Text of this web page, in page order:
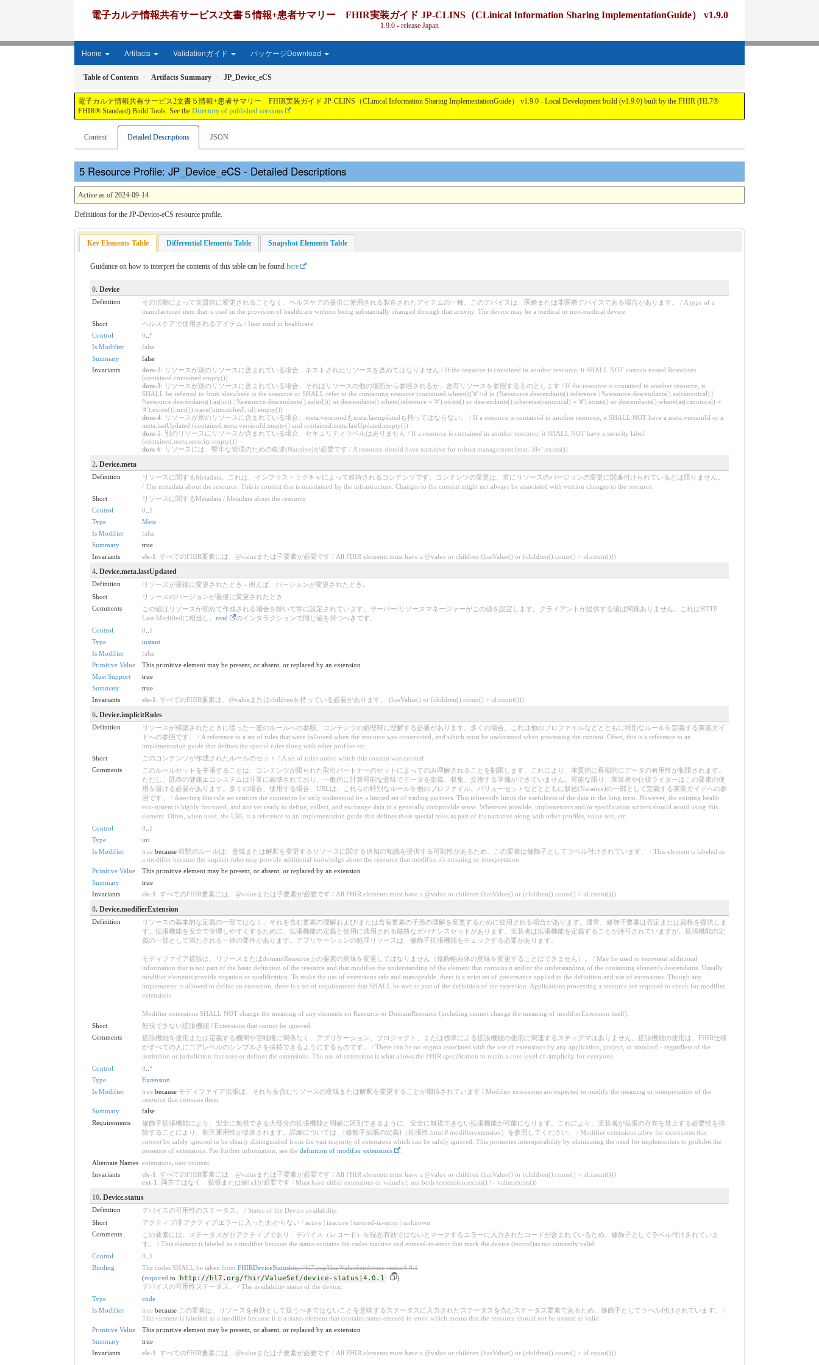
電子カルテ情報共有サービス2文書５情報+患者サマリー FHIR実装ガイド JP-CLINS（CLinical Information Sharing ImplementationGuide） v1.9.0
1.9.0 - release Japan
Home Artifacts Validationガイド パッケージDownload
Table of Contents Artifacts Summary JP_Device_eCS
電子カルテ情報共有サービス2文書５情報+患者サマリー FHIR実装ガイド JP-CLINS（CLinical Information Sharing ImplementationGuide） v1.9.0 - Local Development build (v1.9.0) built by the FHIR (HL7®
FHIR® Standard) Build Tools. See the Directory of published versions
Content Detailed Descriptions JSON
Resource Profile: JP_Device_eCS - Detailed Descriptions
Active as of 2024-09-14
Definitions for the JP-Device-eCS resource profile.
Key Elements Table Differential Elements Table Snapshot Elements Table
Guidance on how to interpret the contents of this table can be found here
0. Device
Definition
その活動によって実質的に変更されることなく、ヘルスケアの提供に使用される製造されたアイテムの一種。このデバイスは、医療または非医療デバイスである場合があります。 / A type of a
manufactured item that is used in the provision of healthcare without being substantially changed through that activity. The device may be a medical or non-medical device.
Short
ヘルスケアで使用されるアイテム / Item used in healthcare
Control
0 *
Is Modifier
false
Summary
false
Invariants
dom-2: リソースが別のリソースに含まれている場合、ネストされたリソースを含めてはなりません / If the resource is contained in another resource, it SHALL NOT contain nested Resources
(contained.contained.empty())
dom-3: リソースが別のリソースに含まれている場合、それはリソースの他の場所から参照されるか、含有リソースを参照するものとします / If the resource is contained in another resource, it
SHALL be referred to from elsewhere in the resource or SHALL refer to the containing resource (contained.where((('#'+id in (%resource.descendants().reference | %resource.descendants().as(canonical) |
%resource.descendants().as(uri) | %resource.descendants().as(url))) or descendants().where(reference = '#').exists() or descendants().where(as(canonical) = '#').exists() or descendants().where(as(canonical) =
'#').exists()).not()).trace('unmatched', id).empty())
dom-4: リソースが別のリソースに含まれている場合、meta.versionidもmeta.lastupdatedも持ってはならない。 / If a resource is contained in another resource, it SHALL NOT have a meta.versionId or a
meta.lastUpdated (contained.meta.versionId.empty() and contained.meta.lastUpdated.empty())
dom-5: 別のリソースにリソースが含まれている場合、セキュリティラベルはありません / If a resource is contained in another resource, it SHALL NOT have a security label
(contained.meta.security.empty())
dom-6: リソースには、堅牢な管理のための叙述(Narative)が必要です / A resource should have narrative for robust management (text.`div`.exists())
2. Device.meta
Definition
リソースに関するMetadata。これは、インフラストラクチャによって維持されるコンテンツです。コンテンツの変更は、常にリソースのバージョンの変更に関連付けられているとは限りません。
/ The metadata about the resource. This is content that is maintained by the infrastructure. Changes to the content might not always be associated with version changes to the resource.
Short
リソースに関するMetadata / Metadata about the resource
Control
0
1
Type
Meta
Is Modifier
false
Summary
true
Invariants
ele-1 : すべてのFHIR要素には、@valueまたは子要素が必要です / All FHIR elements must have a @value or children (hasValue() or (children().count() > id.count()))
4. Device.meta.lastUpdated
Definition
リソースが最後に変更されたとき - 例えば、バージョンが変更されたとき。
Short
リソースのバージョンが最後に変更されたとき
Comments
この値はリソースが初めて作成される場合を除いて常に設定されています。サーバー/リソースマネージャーがこの値を設定します。クライアントが提供する値は関係ありません。これはHTTP
Last-Modifiedに相当し、 read
のインタラクションで同じ値を持つべきです。
Control
0
1
Type
instant
Is Modifier
false
Primitive Value
This primitive element may be present, or absent, or replaced by an extension
Must Support
true
Summary
true
Invariants
ele-1 : すべてのFHIR要素は、@valueまたはchildrenを持っている必要があります。 (hasValue() or (children().count() > id.count()))
6. Device.implicitRules
Definition
リソースが構築されたときに従った一連のルールへの参照。コンテンツの処理時に理解する必要があります。多くの場合、これは他のプロファイルなどとともに特別なルールを定義する実装ガイ
ドへの参照です。 / A reference to a set of rules that were followed when the resource was constructed, and which must be understood when processing the content. Often, this is a reference to an
implementation guide that defines the special rules along with other profiles etc.
Short
このコンテンツが作成されたルールのセット / A set of rules under which this content was created
Comments
このルールセットを主張することは、コンテンツが限られた取引パートナーのセットによってのみ理解されることを制限します。これにより、本質的に長期的にデータの有用性が制限されます。
ただし、既存の健康エコシステムは非常に破壊されており、一般的に計算可能な意味でデータを定義、収集、交換する準備ができていません。可能な限り、実装者や仕様ライターはこの要素の使
用を避ける必要があります。多くの場合、使用する場合、URLは、これらの特別なルールを他のプロファイル、バリューセットなどとともに叙述(Narative)の一部として定義する実装ガイドへの参
照です。 / Asserting this rule set restricts the content to be only understood by a limited set of trading partners. This inherently limits the usefulness of the data in the long term. However, the existing health
eco-system is highly fractured, and not yet ready to define, collect, and exchange data in a generally computable sense. Wherever possible, implementers and/or specification writers should avoid using this
element. Often, when used, the URL is a reference to an implementation guide that defines these special rules as part of it's narrative along with other profiles, value sets, etc.
Control
0
1
Type
uri
Is Modifier
truebecause 暗黙のルールは、意味または解釈を変更するリソースに関する追加の知識を提供する可能性があるため、この要素は修飾子としてラベル付けされています。 / This element is labeled as
a modifier because the implicit rules may provide additional knowledge about the resource that modifies it's meaning or interpretation
Primitive Value
This primitive element may be present, or absent, or replaced by an extension
Summary
true
Invariants
ele-1 : すべてのFHIR要素には、@valueまたは子要素が必要です / All FHIR elements must have a @value or children (hasValue() or (children().count() > id.count()))
8. Device.modifierExtension
Definition
リソースの基本的な定義の一部ではなく、それを含む要素の理解および/または含有要素の子孫の理解を変更するために使用される場合があります。通常、修飾子要素は否定または資格を提供しま
す。拡張機能を安全で管理しやすくするために、拡張機能の定義と使用に適用される厳格なガバナンスセットがあります。実装者は拡張機能を定義することが許可されていますが、拡張機能の定
義の一部として満たされる一連の要件があります。アプリケーションの処理リソースは、修飾子拡張機能をチェックする必要があります。
モディファイア拡張は、リソースまたはdomainResource上の要素の意味を変更してはなりません（修飾軸自体の意味を変更することはできません）。 / May be used to represent additional
information that is not part of the basic definition of the resource and that modifies the understanding of the element that contains it and/or the understanding of the containing element's descendants. Usually
modifier elements provide negation or qualification. To make the use of extensions safe and manageable, there is a strict set of governance applied to the definition and use of extensions. Though any
implementer is allowed to define an extension, there is a set of requirements that SHALL be met as part of the definition of the extension. Applications processing a resource are required to check for modifier
extensions.
Modifier extensions SHALL NOT change the meaning of any elements on Resource or DomainResource (including cannot change the meaning of modifierExtension itself).
Short
無視できない拡張機能 / Extensions that cannot be ignored
Comments
拡張機能を使用または定義する機関や管轄権に関係なく、アプリケーション、プロジェクト、または標準による拡張機能の使用に関連するスティグマはありません。拡張機能の使用は、FHIR仕様
がすべての人にコアレベルのシンプルさを保持できるようにするものです。 / There can be no stigma associated with the use of extensions by any application, project, or standard - regardless of the
institution or jurisdiction that uses or defines the extensions. The use of extensions is what allows the FHIR specification to retain a core level of simplicity for everyone.
Control
0 *
Type
Extension
Is Modifier
truebecause モディファイア拡張は、それらを含むリソースの意味または解釈を変更することが期待されています / Modifier extensions are expected to modify the meaning or interpretation of the
resource that contains them
Summary
false
Requirements
修飾子拡張機能により、安全に無視できる大部分の拡張機能と明確に区別できるように、安全に無視できない拡張機能が可能になります。これにより、実装者が拡張の存在を禁止する必要性を排
除することにより、相互運用性が促進されます。詳細については、[修飾子拡張の定義]（拡張性.html＃modifierextension）を参照してください。 / Modifier extensions allow for extensions that
cannotbe safely ignored to be clearly distinguished from the vast majority of extensions which can be safely ignored. This promotes interoperability by eliminating the need for implementers to prohibit the
presence of extensions. For further information, see the definition of modifier extensions
.
Alternate Names extensions, user content
Invariants
ele-1 : すべてのFHIR要素には、@valueまたは子要素が必要です / All FHIR elements must have a @value or children (hasValue() or (children().count() > id.count()))
ext-1 : 両方ではなく、拡張または値[x]が必要です / Must have either extensions or value[x], not both (extension.exists() != value.exists())
10. Device.status
Definition
デバイスの可用性のステータス。 / Status of the Device availability.
Short
アクティブ|非アクティブ|エラーに入った|わからない / active | inactive | entered-in-error | unknown
Comments
この要素には、ステータスが非アクティブであり、デバイス（レコード）を現在有効ではないとマークするエラーに入力されたコードが含まれているため、修飾子としてラベル付けされていま
す。 / This element is labeled as a modifier because the status contains the codes inactive and entered-in-error that mark the device (record)as not currently valid.
Control
0
1
Binding
The codes SHALL be taken from FHIRDeviceStatushttp://hl7.org/fhir/ValueSet/device-status|4.0.1
(required to http://hl7.org/fhir/ValueSet/device-status|4.0.1
)
デバイスの可用性ステータス。 / The availability status of the device.
Type
code
Is Modifier
truebecause この要素は、リソースを有効として扱うべきではないことを意味するステータスに入力されたステータスを含むステータス要素であるため、修飾子としてラベル付けされています。 /
This element is labelled as a modifier because it is a status element that contains status entered-in-error which means that the resource should not be treated as valid
Primitive Value
This primitive element may be present, or absent, or replaced by an extension
Summary
true
Invariants
ele-1 : すべてのFHIR要素には、@valueまたは子要素が必要です / All FHIR elements must have a @value or children (hasValue() or (children().count() > id.count()))